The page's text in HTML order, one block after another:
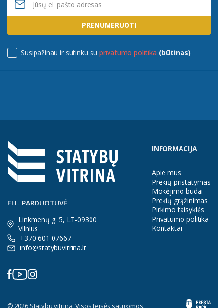
ELL. PARDUOTUVĖ
Linkmenų g. 5, LT-09300
Vilnius
+370 601 07667
info@statybuvitrina.lt
INFORMACIJA
Apie mus
Prekių pristatymas
Mokėjimo būdai
Prekių grąžinimas
Pirkimo taisyklės
Privatumo politika
Kontaktai
© 2026 Statybų vitrina. Visos teisės saugomos.
PRENUMERUOTI
Susipažinau ir sutinku su privatumo politika (būtinas)